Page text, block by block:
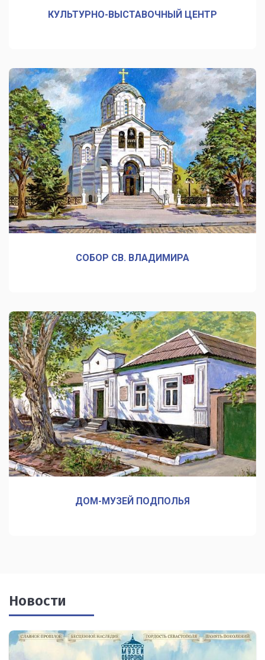
КУЛЬТУРНО-ВЫСТАВОЧНЫЙ ЦЕНТР
СОБОР СВ. ВЛАДИМИРА
ДОМ-МУЗЕЙ ПОДПОЛЬЯ
Новости